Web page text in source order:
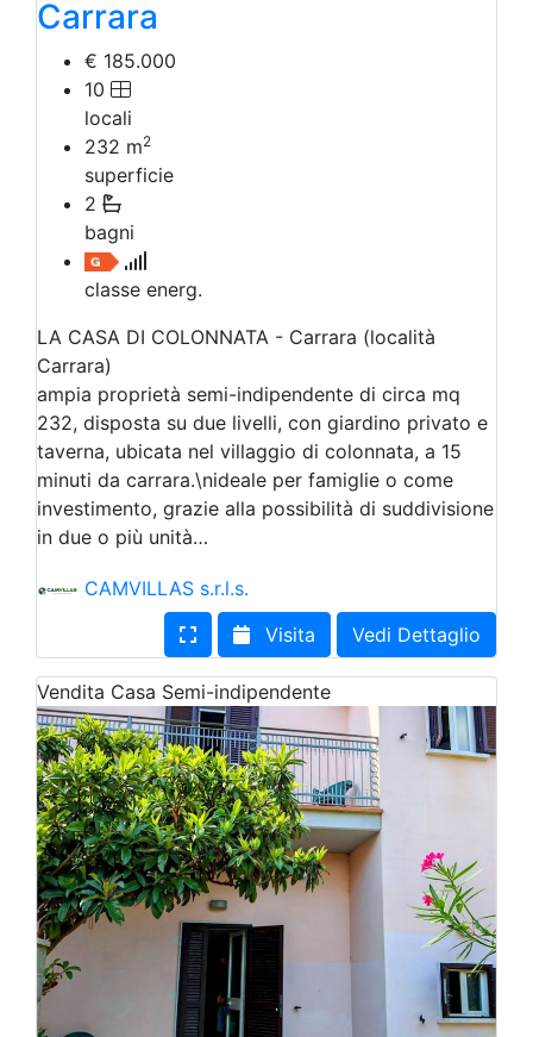
Carrara
€ 185.000
10
locali
232 m2
superficie
2
bagni
classe energ.
LA CASA DI COLONNATA - Carrara (località
Carrara)
ampia proprietà semi-indipendente di circa mq
232, disposta su due livelli, con giardino privato e
taverna, ubicata nel villaggio di colonnata, a 15
minuti da carrara.\nideale per famiglie o come
investimento, grazie alla possibilità di suddivisione
in due o più unità…
CAMVILLAS s.r.l.s.
Visita
Vedi Dettaglio
Vendita Casa Semi-indipendente